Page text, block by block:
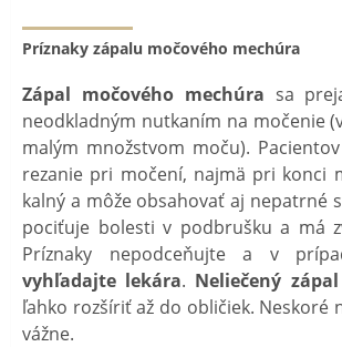
Príznaky zápalu močového mechúra
Zápal močového mechúra sa
neodkladným nutkaním na močenie
malým množstvom moču).
rezanie pri močení, najmä pri konci
kalný a môže obsahovať aj nepatrné
pociťuje bolesti v podbrušku a má
Príznaky nepodceňujte a v
vyhľadajte lekára. Neliečený zápal
ľahko rozšíriť až do obličiek. Neskoré
vážne.